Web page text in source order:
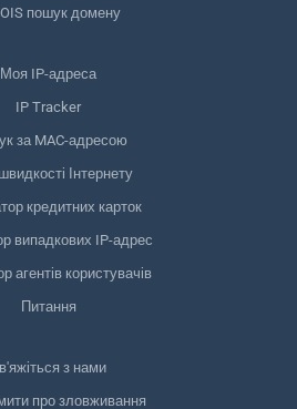
пошук домену
Моя IP-адреса
IP Tracker
за MAC-адресою
Інтернету
кредитних карток
випадкових IP-адрес
агентів користувачів
Питання
з нами
про зловживання